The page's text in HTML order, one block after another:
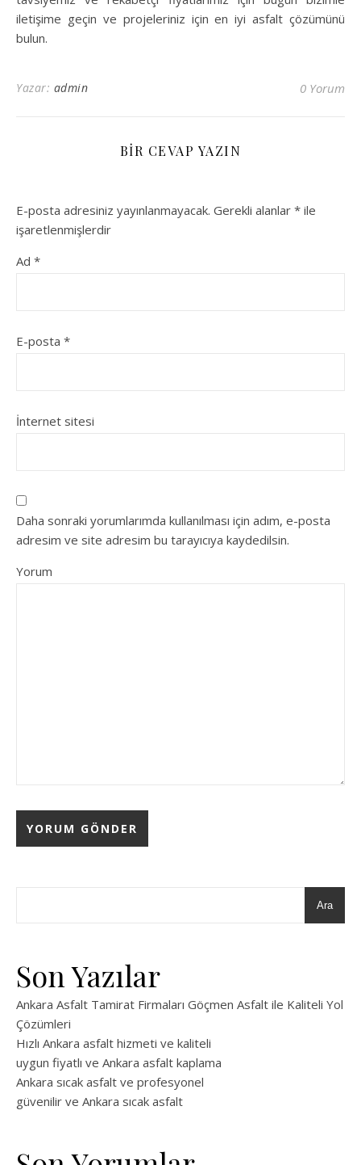
iletişime geçin ve projeleriniz için en iyi asfalt çözümünü
bulun.
Yazar: admin 0 Yorum
BIR CEVAP YAZIN
E-posta adresiniz yayınlanmayacak. Gerekli alanlar * ile
işaretlenmişlerdir
Ad *
E-posta *
İnternet sitesi
Daha sonraki yorumlarımda kullanılması için adım, e-posta
adresim ve site adresim bu tarayıcıya kaydedilsin.
Yorum
Ara
Son Yazılar
Ankara Asfalt Tamirat Firmaları Göçmen Asfalt ile Kaliteli Yol
Çözümleri
Hızlı Ankara asfalt hizmeti ve kaliteli
uygun fiyatlı ve Ankara asfalt kaplama
Ankara sıcak asfalt ve profesyonel
güvenilir ve Ankara sıcak asfalt